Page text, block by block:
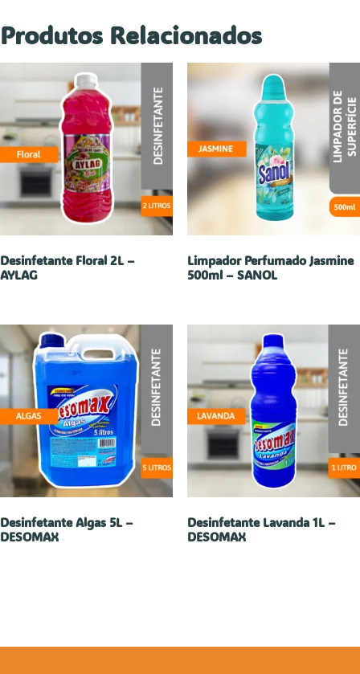
Produtos Relacionados
Desinfetante Floral 2L –
AYLAG
Limpador Perfumado Jasmine
500ml – SANOL
Desinfetante Algas 5L –
DESOMAX
Desinfetante Lavanda 1L –
DESOMAX